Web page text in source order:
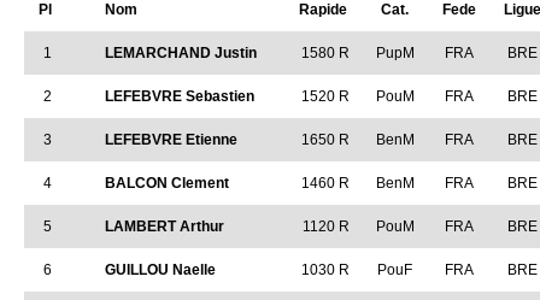
Saison 2017-2018
Saison 2016-2017
Saison 2015-2016
Saison 2013-2014
Saison 2012-2013
Saison 2010-2011
Pl Nom Rapide Cat. Fede Ligue
1 LEMARCHAND Justin 1580 R PupM FRA BRE
2 LEFEBVRE Sebastien 1520 R PouM FRA BRE
3 LEFEBVRE Etienne 1650 R BenM FRA BRE
4 BALCON Clement 1460 R BenM FRA BRE
5 LAMBERT Arthur 1120 R PouM FRA BRE
6 GUILLOU Naelle 1030 R PouF FRA BRE